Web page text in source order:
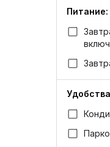
Питание: